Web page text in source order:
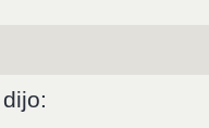
dijo: